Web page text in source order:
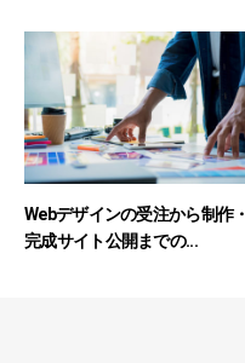
Webデザインの受注から制作・
完成サイト公開までの...